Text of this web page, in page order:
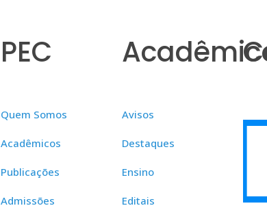
PEC
Quem Somos
Acadêmicos
Publicações
Admissões
Avisos
Destaques
Ensino
Editais